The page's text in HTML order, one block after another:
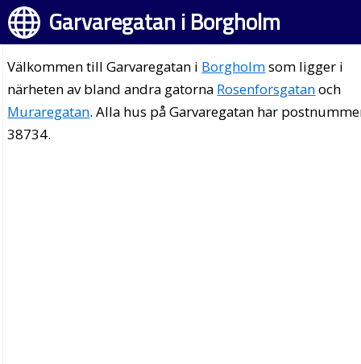
Garvaregatan i Borgholm
Välkommen till Garvaregatan i Borgholmsom ligger i
närheten av bland andra gatorna Rosenforsgatanoch
Muraregatan. Alla hus på Garvaregatan har
38734.